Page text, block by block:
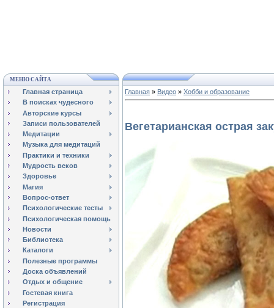
МЕНЮ САЙТА
Главная страница
В поисках чудесного
Авторские курсы
Записи пользователей
Медитации
Музыка для медитаций
Практики и техники
Мудрость веков
Здоровье
Магия
Вопрос-ответ
Психологические тесты
Психологическая помощь
Новости
Библиотека
Каталоги
Полезные программы
Доска объявлений
Отдых и общение
Гостевая книга
Регистрация
Главная » Видео » Хобби и образование
Вегетарианская острая